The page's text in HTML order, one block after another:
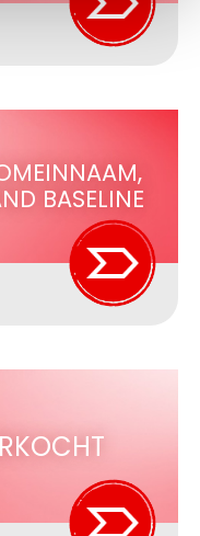
BASELINE